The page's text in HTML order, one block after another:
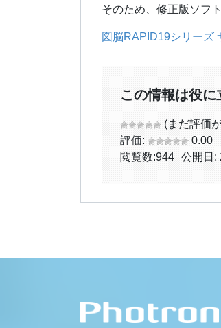
そのため、修正版ソフ
図脳RAPID19シリーズ
この情報は役に
(まだ評価
評価:
0.00
閲覧数:944 公開日: